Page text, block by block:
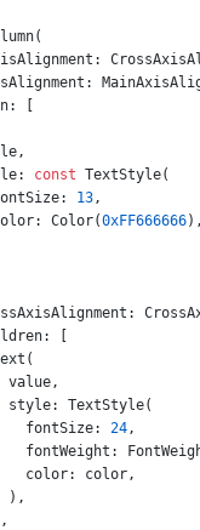
[
const TextStyle(
13,
Color(
0xFF666666),
[
value,
style: TextStyle(
fontSize:
24,
fontWeight:
color: color,
),